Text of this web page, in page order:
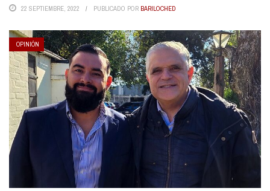
22 SEPTIEMBRE, 2022 PUBLICADO POR BARILOCHED
OPINIÓN